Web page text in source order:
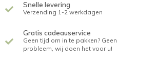
Snelle levering
Verzending 1-2 werkdagen
Gratis cadeauservice
Geen tijd om in te pakken? Geen
probleem, wij doen het voor u!